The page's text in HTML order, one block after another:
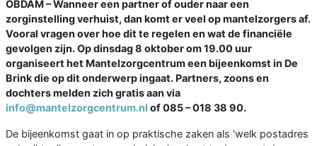
OBDAM – Wanneer een partner of ouder naar een
zorginstelling verhuist, dan komt er veel op mantelzorgers af.
Vooral vragen over hoe dit te regelen en wat de financiële
gevolgen zijn. Op dinsdag 8 oktober om 19.00 uur
organiseert het Mantelzorgcentrum een bijeenkomst in De
Brink die op dit onderwerp ingaat. Partners, zoons en
dochters melden zich gratis aan via
info@mantelzorgcentrum.nl of 085 – 018 38 90.
De bijeenkomst gaat in op praktische zaken als ‘welk postadres